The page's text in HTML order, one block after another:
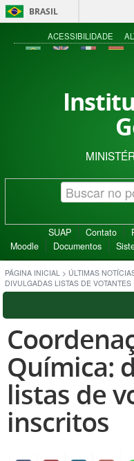
BRASIL
ACESSIBILIDADE
SUAP Contato
Moodle
Documentos
PÁGINA INICIAL > ÚLTIMAS
DIVULGADAS LISTAS DE
Química:
listas de
inscritos